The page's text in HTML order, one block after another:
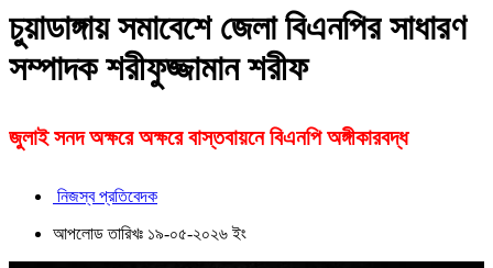
চুয়াডাঙ্গায় সমাবেশে জেলা বিএনপির সাধারণ
সম্পাদক শরীফুজ্জামান শরীফ
জুলাই সনদ অক্ষরে অক্ষরে বাস্তবায়নে বিএনপি অঙ্গীকারবদ্ধ
নিজস্ব প্রতিবেদক
আপলোড তারিখঃ ১৯-০৫-২০২৬ ইং